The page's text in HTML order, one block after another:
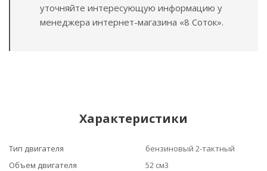
уточняйте интересующую информацию у
менеджера интернет-магазина «8 Соток».
Характеристики
Тип двигателя
бензиновый 2-тактный
Объем двигателя
52 см3